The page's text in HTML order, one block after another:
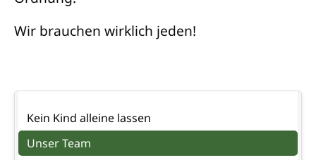
Wir brauchen wirklich jeden!
überspringen
Kein Kind alleine lassen
Unser Team